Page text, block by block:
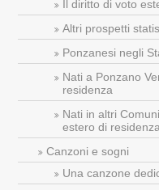
Il diritto di voto
Altri prospetti
Ponzanesi negli
Nati a Ponzano
residenza
Nati in altri
estero di residenza
Canzoni e sogni
Una canzone